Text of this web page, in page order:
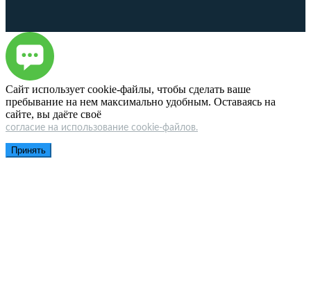
Сайт использует cookie-файлы, чтобы сделать ваше
пребывание на нем максимально удобным. Оставаясь на
сайте, вы даёте своё
согласие на использование cookie-файлов.
Принять